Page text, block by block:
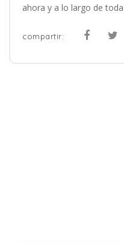
ahora y a lo largo de
compartir: